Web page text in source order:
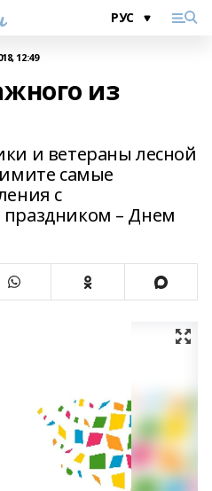
12:49
из
и ветераны лесной
самые
с
– Днем